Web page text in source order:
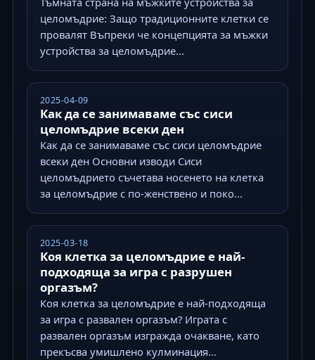
целомъдрие: Защо традиционните клетки се
провалят Въпреки че концепцията за мъжки
устройства за целомъдрие...
2025-04-09
Как да се занимаваме със сиси
целомъдрие всеки ден
Как да се занимаваме със сиси целомъдрие
всеки ден Основни изводи Сиси
целомъдрието съчетава носенето на клетка
за целомъдрие с по-женствено и поко...
2025-03-18
Коя клетка за целомъдрие е най-
подходяща за игра с разрушен
оргазъм?
Коя клетка за целомъдрие е най-подходяща
за игра с развален оргазъм? Играта с
развален оргазъм изгражда очакване, като
прекъсва умишлено кулминация...